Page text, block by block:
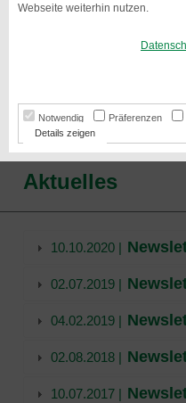
Webseite weiterhin nutzen.
Notwendig Präferenzen
Details
Aktuelles
10.10.2020 |
02.07.2019 |
04.02.2019 |
02.08.2018 |
10.07.2017 |